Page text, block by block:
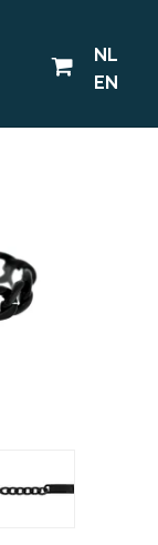
NL
EN